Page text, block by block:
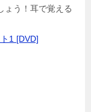
ょう！耳で覚える
1 [DVD]